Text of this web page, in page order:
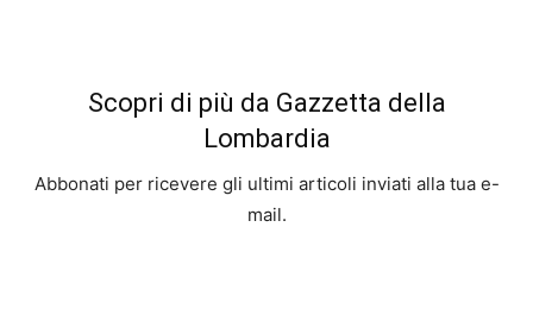
Scopri di più da Gazzetta della
Lombardia
Abbonati per ricevere gli ultimi articoli inviati alla tua e-
mail.